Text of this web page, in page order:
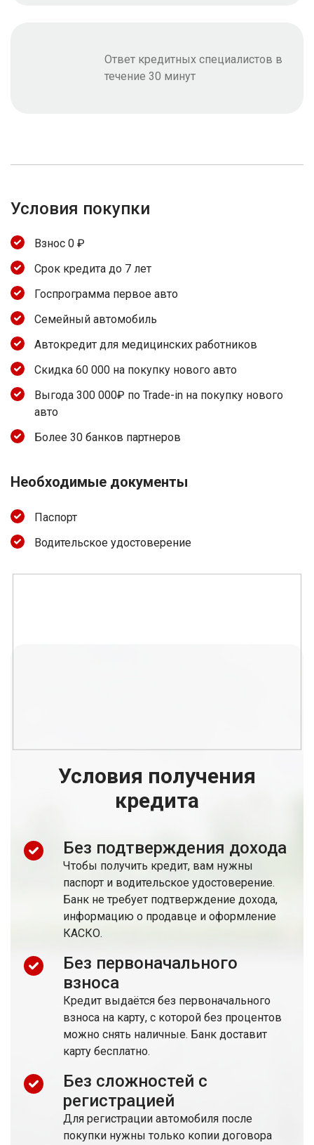
Ответ кредитных специалистов в
течение 30 минут
Условия покупки
Взнос 0 ₽
Срок кредита до 7 лет
Госпрограмма первое авто
Семейный автомобиль
Автокредит для медицинских работников
Скидка 60 000 на покупку нового авто
Выгода 300 000₽ по Trade-in на покупку нового
авто
Более 30 банков партнеров
Необходимые документы
Паспорт
Водительское удостоверение
Условия получения
кредита
Без подтверждения дохода
Чтобы получить кредит, вам нужны
паспорт и водительское удостоверение.
Банк не требует подтверждение дохода,
информацию о продавце и оформление
КАСКО.
Без первоначального
взноса
Кредит выдаётся без первоначального
взноса на карту, с которой без процентов
можно снять наличные. Банк доставит
карту бесплатно.
Без сложностей с
регистрацией
Для регистрации автомобиля после
покупки нужны только копии договора